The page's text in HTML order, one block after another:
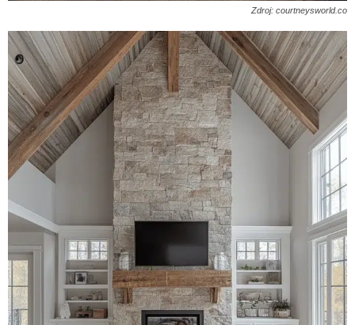
Zdroj: courtneysworld.co